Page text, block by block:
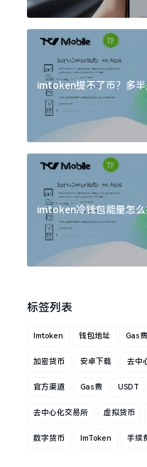
imtoken提不了币？多
imtoken冷钱包能量怎
标签列表
Imtoken 钱包地址 Gas费
加密货币 安卓下载 去中
官方渠道 Gas费 USDT
去中心化交易所 虚拟货币
数字货币 ImToken 手续